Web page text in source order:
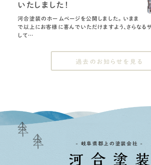
いたしました！
河合塗装のホームページを公開しました。 いまま
で以上にお客様に喜んでいただけますよう、さらなる
して…
過去のお知らせを見る
- 岐阜県郡上の塗装会社 -